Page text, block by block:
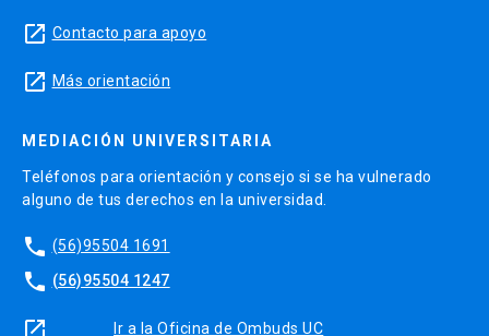
launch Contacto para apoyo
launch Más orientación
MEDIACIÓN UNIVERSITARIA
Teléfonos para orientación y consejo si se ha vulnerado
alguno de tus derechos en la universidad.
phone (56)95504 1691
phone (56)95504 1247
launch Ir a la Oficina de Ombuds UC